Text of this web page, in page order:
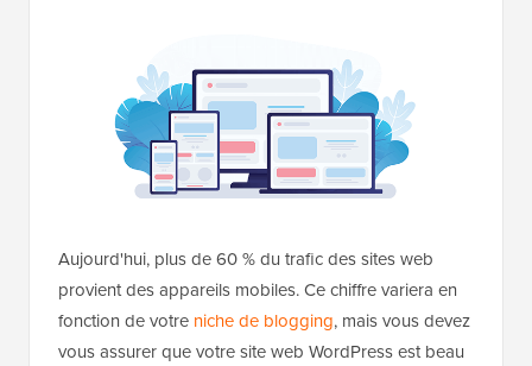
Aujourd'hui, plus de 60 % du trafic des sites web
provient des appareils mobiles. Ce chiffre variera en
fonction de votre niche de blogging, mais vous devez
vous assurer que votre site web WordPress est beau